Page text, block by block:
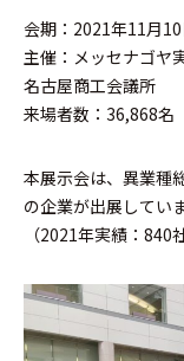
会期：2021年11月10
主催：メッセナゴヤ
名古屋商工会議所
来場者数：36,868名
本展示会は、異業種
の企業が出展していま
（2021年実績：840